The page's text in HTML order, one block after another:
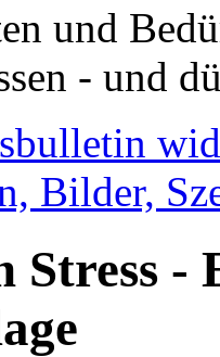
und
- und
Bilder,
Stress -